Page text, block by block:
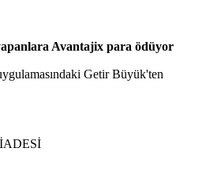
Avantajix para ödüyor
Getir Büyük'ten